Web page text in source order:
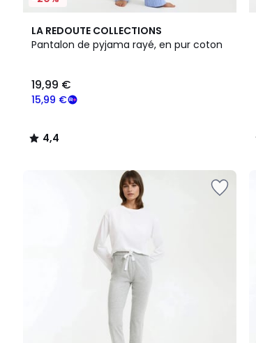
LA REDOUTE COLLECTIONS
Pantalon de pyjama rayé, en pur coton
€
souscrivez
programme
15,99 €
19,99 €
4,4
/ 5
4,4
/